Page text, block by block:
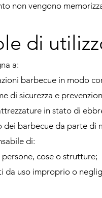
non vengono
di
a:
barbecue in modo
di sicurezza e
in stato di
dei barbecue da parte di
di:
cose o strutture;
da uso improprio o